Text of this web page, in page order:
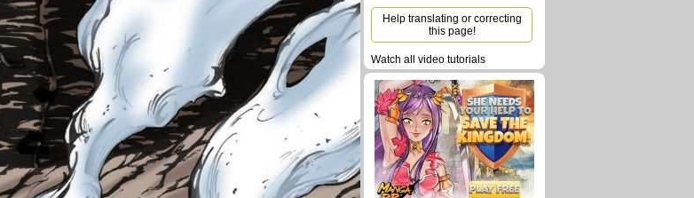
Help translating or correcting
this page!
Watch all video tutorials